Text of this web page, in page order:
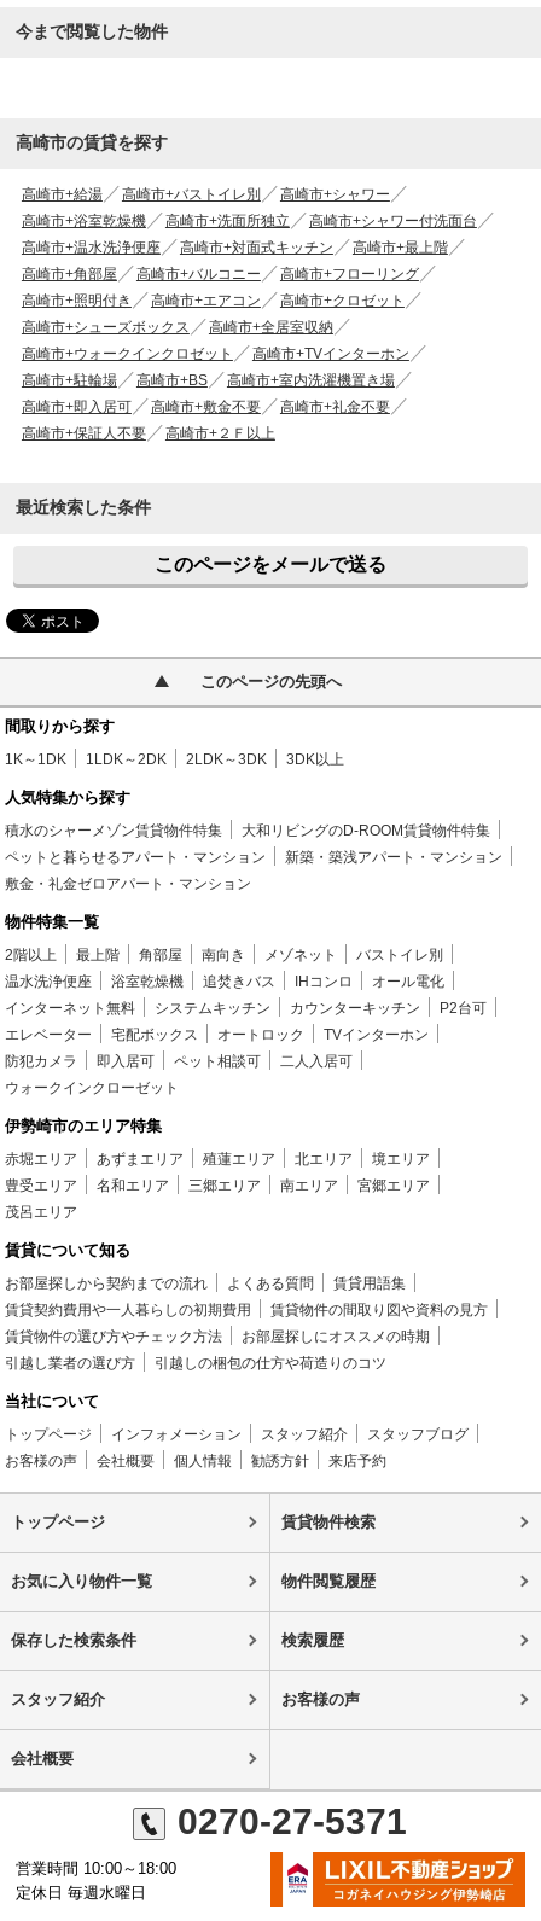
今まで閲覧した物件
高崎市の賃貸を探す
高崎市+給湯 高崎市+バストイレ別
高崎市+シャワー
高崎市+浴室乾燥機
高崎市+洗面所独立
高崎市+シャワー付洗面台
高崎市+温水洗浄便座
高崎市+対面式キッチン
高崎市+最上階
高崎市+角部屋
高崎市+バルコニー
高崎市+フローリング
高崎市+照明付き
高崎市+エアコン
高崎市+クロゼット
高崎市+シューズボックス
高崎市+全居室収納
高崎市+ウォークインクロゼット
高崎市+TVインターホン
高崎市+駐輪場
高崎市+BS
高崎市+室内洗濯機置き場
高崎市+即入居可
高崎市+敷金不要
高崎市+礼金不要
高崎市+保証人不要
高崎市+２Ｆ以上
最近検索した条件
このページをメールで送る
このページの先頭へ
間取りから探す
1K～1DK 1LDK～2DK 2LDK～3DK 3DK以上
人気特集から探す
積水のシャーメゾン賃貸物件特集
大和リビングのD-ROOM賃貸物件特集
ペットと暮らせるアパート・マンション
新築・築浅アパート・マンション
敷金・礼金ゼロアパート・マンション
物件特集一覧
2階以上 最上階 角部屋 南向き メゾネット
バストイレ別
温水洗浄便座
浴室乾燥機 追焚きバス IHコンロ
オール電化
インターネット無料
システムキッチン カウンターキッチン
P2台可
エレベーター
宅配ボックス オートロック
TVインターホン
防犯カメラ
即入居可 ペット相談可
二人入居可
ウォークインクローゼット
伊勢崎市のエリア特集
赤堀エリア あずまエリア 殖蓮エリア 北エリア
境エリア
豊受エリア
名和エリア 三郷エリア 南エリア
宮郷エリア
茂呂エリア
賃貸について知る
お部屋探しから契約までの流れ よくある質問
賃貸用語集
賃貸契約費用や一人暮らしの初期費用
賃貸物件の間取り図や資料の見方
賃貸物件の選び方やチェック方法
お部屋探しにオススメの時期
引越し業者の選び方
引越しの梱包の仕方や荷造りのコツ
当社について
トップページ インフォメーション スタッフ紹介
スタッフブログ
お客様の声
会社概要 個人情報 勧誘方針 来店予約
トップページ 賃貸物件検索
お気に入り物件一覧 物件閲覧履歴
保存した検索条件 検索履歴
スタッフ紹介 お客様の声
会社概要
0270-27-5371
営業時間 10:00～18:00
定休日 毎週水曜日